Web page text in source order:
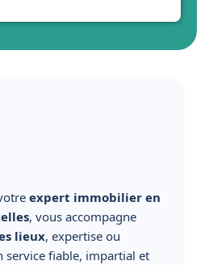
expert immobilier en
, vous accompagne
lieux, expertise ou
service fiable, impartial et